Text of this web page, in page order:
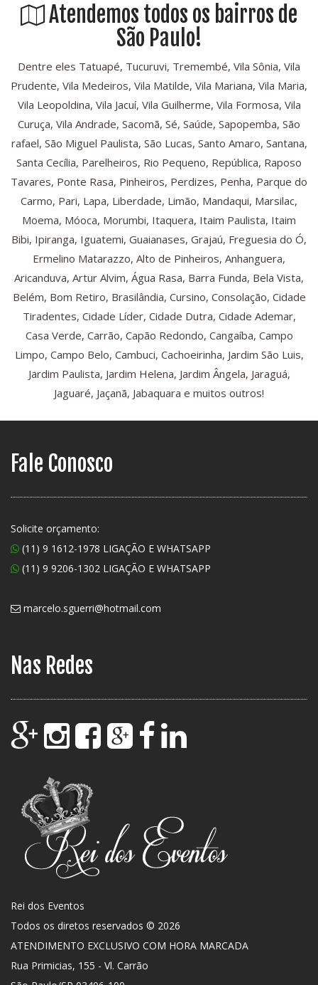
Atendemos todos os bairros de
São Paulo!
Dentre eles Tatuapé, Tucuruvi, Tremembé, Vila Sônia, Vila
Prudente, Vila Medeiros, Vila Matilde, Vila Mariana, Vila Maria,
Vila Leopoldina, Vila Jacuí, Vila Guilherme, Vila Formosa, Vila
Curuça, Vila Andrade, Sacomã, Sé, Saúde, Sapopemba, São
rafael, São Miguel Paulista, São Lucas, Santo Amaro, Santana,
Santa Cecília, Parelheiros, Rio Pequeno, República, Raposo
Tavares, Ponte Rasa, Pinheiros, Perdizes, Penha, Parque do
Carmo, Pari, Lapa, Liberdade, Limão, Mandaqui, Marsilac,
Moema, Móoca, Morumbi, Itaquera, Itaim Paulista, Itaim
Bibi, Ipiranga, Iguatemi, Guaianases, Grajaú, Freguesia do Ó,
Ermelino Matarazzo, Alto de Pinheiros, Anhanguera,
Aricanduva, Artur Alvim, Água Rasa, Barra Funda, Bela Vista,
Belém, Bom Retiro, Brasilândia, Cursino, Consolação, Cidade
Tiradentes, Cidade Líder, Cidade Dutra, Cidade Ademar,
Casa Verde, Carrão, Capão Redondo, Cangaíba, Campo
Limpo, Campo Belo, Cambuci, Cachoeirinha, Jardim São Luis,
Jardim Paulista, Jardim Helena, Jardim Ângela, Jaraguá,
Jaguaré, Jaçanã, Jabaquara e muitos outros!
Fale Conosco
Solicite orçamento:
(11) 9 1612-1978 LIGAÇÃO E WHATSAPP
(11) 9 9206-1302 LIGAÇÃO E WHATSAPP
marcelo.sguerri@hotmail.com
Nas Redes
Rei dos Eventos
Todos os diretos reservados © 2026
ATENDIMENTO EXCLUSIVO COM HORA MARCADA
Rua Primicias, 155 - Vl. Carrão